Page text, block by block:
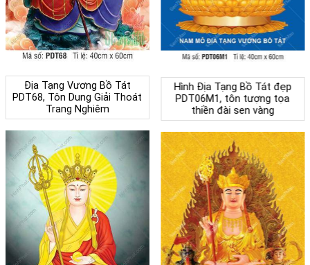
Địa Tạng Vương Bồ Tát
PDT68, Tôn Dung Giải Thoát
Trang Nghiêm
Hình Địa Tạng Bồ Tát đẹp
PDT06M1, tôn tượng tọa
thiền đài sen vàng